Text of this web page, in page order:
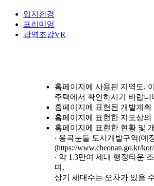
입지환경
프리미엄
광역조감VR
홈페이지에 사용된 지역도,
주택에서 확인하시기 바랍니
홈페이지에 표현된 개발계
홈페이지에 표현한 지도상
홈페이지에 표현한 현황 및
· 용곡눈들 도시개발구역(예
(https://www.cheonan.go.kr/
· 약 1.3만여 세대 행정타운
며,
상기 세대수는 오차가 있을